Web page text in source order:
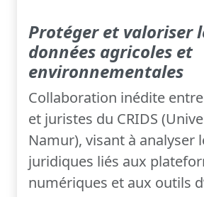
Protéger et valoriser
données agricoles et
environnementales
Collaboration inédite
et juristes du CRIDS
Namur), visant à analyser
juridiques liés aux
numériques et aux outils